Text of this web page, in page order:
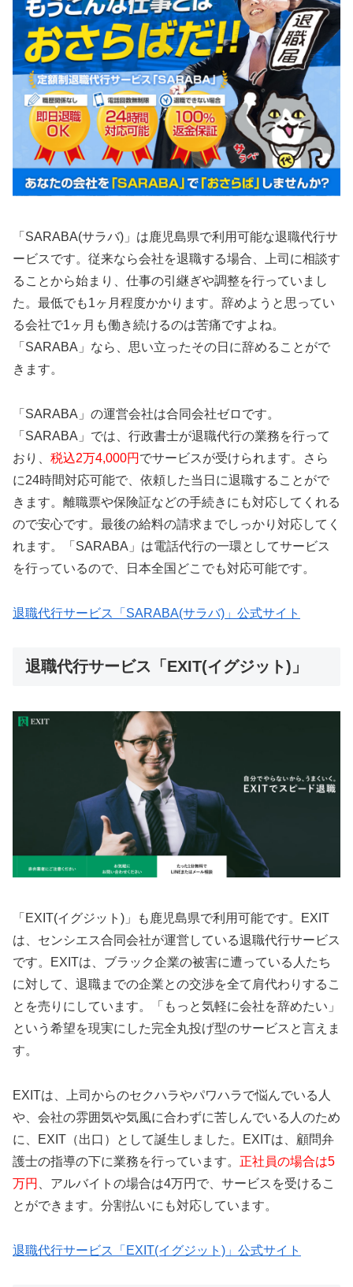
「SARABA(サラバ)」は鹿児島県で利用可能な退職代行サ
ービスです。従来なら会社を退職する場合、上司に相談す
ることから始まり、仕事の引継ぎや調整を行っていまし
た。最低でも1ヶ月程度かかります。辞めようと思ってい
る会社で1ヶ月も働き続けるのは苦痛ですよね。
「SARABA」なら、思い立ったその日に辞めることがで
きます。
「SARABA」の運営会社は合同会社ゼロです。
「SARABA」では、行政書士が退職代行の業務を行って
おり、 税込2万4,000円 でサービスが受けられます。さら
に24時間対応可能で、依頼した当日に退職することがで
きます。離職票や保険証などの手続きにも対応してくれる
ので安心です。最後の給料の請求までしっかり対応してく
れます。「SARABA」は電話代行の一環としてサービス
を行っているので、日本全国どこでも対応可能です。
退職代行サービス「SARABA(サラバ)」公式サイト
退職代行サービス「EXIT(イグジット)」
「EXIT(イグジット)」も鹿児島県で利用可能です。EXIT
は、センシエス合同会社が運営している退職代行サービス
です。EXITは、ブラック企業の被害に遭っている人たち
に対して、退職までの企業との交渉を全て肩代わりするこ
とを売りにしています。「もっと気軽に会社を辞めたい」
という希望を現実にした完全丸投げ型のサービスと言えま
す。
EXITは、上司からのセクハラやパワハラで悩んでいる人
や、会社の雰囲気や気風に合わずに苦しんでいる人のため
に、EXIT（出口）として誕生しました。EXITは、顧問弁
護士の指導の下に業務を行っています。 正社員の場合は5
万円
、アルバイトの場合は4万円で、サービスを受けるこ
とができます。分割払いにも対応しています。
退職代行サービス「EXIT(イグジット)」公式サイト